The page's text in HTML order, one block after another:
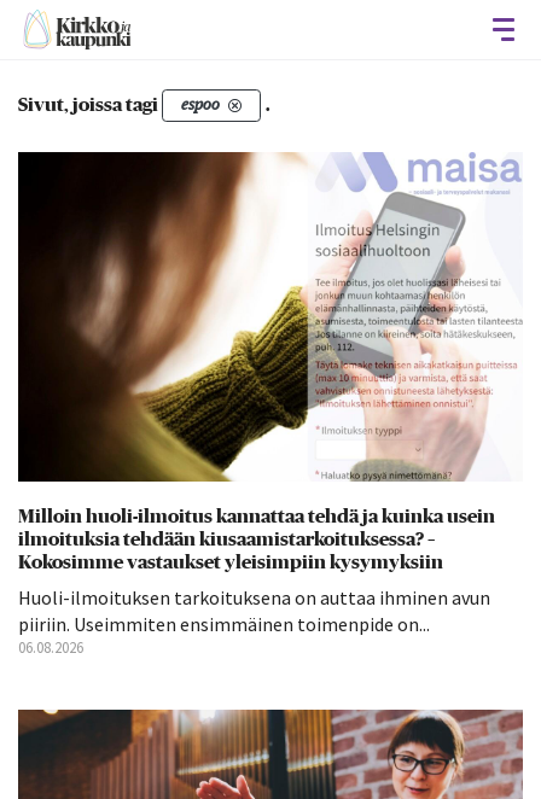
Sivut, joissa tagi espoo .
Milloin huoli-ilmoitus kannattaa tehdä ja kuinka usein
ilmoituksia tehdään kiusaamistarkoituksessa? –
Kokosimme vastaukset yleisimpiin kysymyksiin
Huoli-ilmoituksen tarkoituksena on auttaa ihminen avun
piiriin. Useimmiten ensimmäinen toimenpide on...
06.08.2026